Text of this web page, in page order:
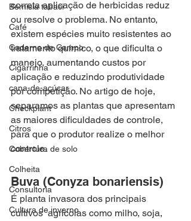
Bemisia tabaci
Café
Caderno de Campo
Cigarrinha
cana-de-açúcar
Checkplant
Citros
Cobertura de solo
Colheita
Consultoria
Cultura de inverno
correta aplicação de herbicidas reduz
ou resolve o problema. No entanto,
existem espécies muito resistentes ao
tratamento químico, o que dificulta o
manejo, aumentando custos por
aplicação e reduzindo produtividade
por competição. No artigo de hoje,
separamos as plantas que apresentam
as maiores dificuldades de controle,
para que o produtor realize o melhor
controle.
Buva (Conyza bonariensis)
É planta invasora dos principais
cultivos  agrícolas como milho, soja,